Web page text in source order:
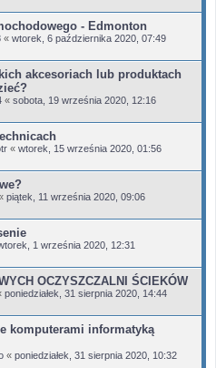
- Edmonton
« wtorek, 6 października 2020, 07:49
akcesoriach lub produktach
« sobota, 19 września 2020, 12:16
« wtorek, 15 września 2020, 01:56
piątek, 11 września 2020, 09:06
1 września 2020, 12:31
OCZYSZCZALNI ŚCIEKÓW
poniedziałek, 31 sierpnia 2020, 14:44
komputerami informatyką
« poniedziałek, 31 sierpnia 2020, 10:32